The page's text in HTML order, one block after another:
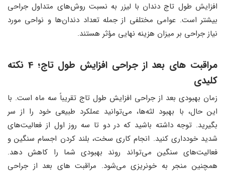
افزایش طول تاج دندان با لیزر به نسبت روش‌های متداول جراحی
بیشتر است. عوامی مختلفی از جمله تعداد دندان‌ها و نواحی مورد
نیاز جراحی بر میزان هزینه نهایی مؤثر هستند.
مراقبت های بعد از جراحی افزایش طول تاج؛ 4 نکته
کلیدی
زمان بهبودی بعد از جراحی افزایش طول تاج تقریباً سه ماه است. با
این حال، با بهبود لثه‌ها، می‌توانید عملکرد طبیعی خود را از سر
بگیرید. توجه داشته باشید که در دو تا سه روز اول از فعالیت‌های
شدید خودداری کنید. انجام کاری سخت، بلند کردن اجسام سنگین و
فعالیت‌های سنگین می‌تواند روند بهبودی شما را کاهش دهد.
همچنین منجر به خونریزی می‌شود. مراقبت های بعد از جراحی